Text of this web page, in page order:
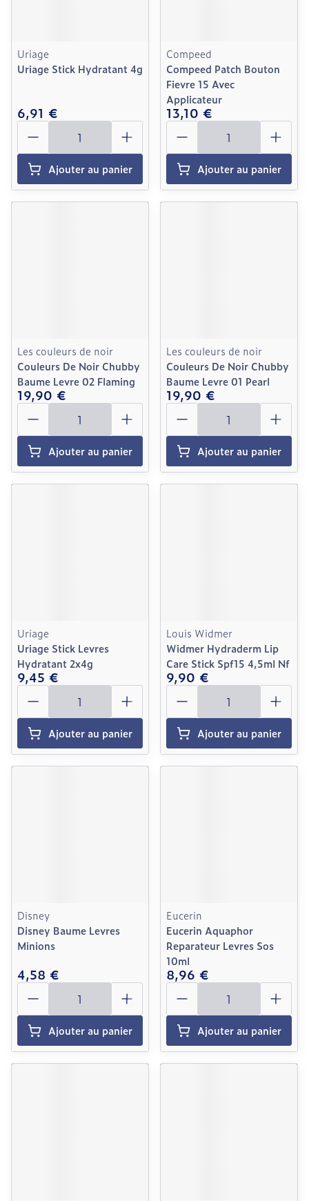
Uriage
Uriage Stick Hydratant 4g
6,91 €
Quantité
Ajouter au panier
Compeed
Compeed Patch Bouton
Fievre 15 Avec
Applicateur
13,10 €
Quantité
Ajouter au panier
Les couleurs de noir
Couleurs De Noir Chubby
Baume Levre 02 Flaming
19,90 €
Quantité
Ajouter au panier
Les couleurs de noir
Couleurs De Noir Chubby
Baume Levre 01 Pearl
19,90 €
Quantité
Ajouter au panier
Uriage
Uriage Stick Levres
Hydratant 2x4g
9,45 €
Quantité
Ajouter au panier
Louis Widmer
Widmer Hydraderm Lip
Care Stick Spf15 4,5ml Nf
9,90 €
Quantité
Ajouter au panier
Disney
Disney Baume Levres
Minions
4,58 €
Quantité
Ajouter au panier
Eucerin
Eucerin Aquaphor
Reparateur Levres Sos
10ml
8,96 €
Quantité
Ajouter au panier